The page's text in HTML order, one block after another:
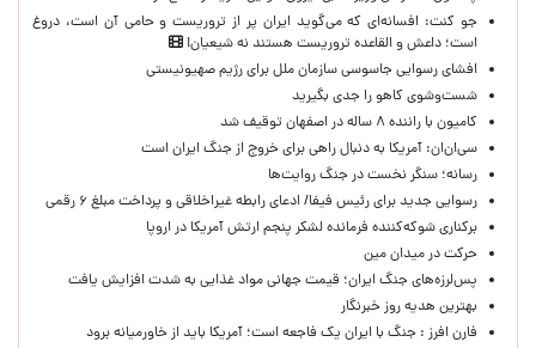
جو کنت: افسانه‌ای که می‌گوید ایران پر از تروریست و حامی آن است، دروغ
است؛ داعش و القاعده تروریست هستند نه شیعیان!
افشای رسوایی جاسوسی سازمان ملل برای رژیم صهیونیستی
شست‌وشوی کاهو را جدی بگیرید
کامیون با راننده ۸ ساله در اصفهان توقیف شد
سی‌ان‌ان: آمریکا به دنبال راهی برای خروج از جنگ ایران است
رسانه؛ سنگر نخست در جنگ روایت‌ها
رسوایی جدید برای رئیس فیفا/ ادعای رابطه غیراخلاقی و پرداخت مبلغ ۶ رقمی
برکناری شوکه‌کننده فرمانده لشکر پنجم ارتش آمریکا در اروپا
حركت در ميدان مين
پس‌لرزه‌های جنگ ایران؛ قیمت جهانی مواد غذایی به شدت افزایش یافت
بهترین هدیه روز خبرنگار
فارن افرز : جنگ با ایران یک فاجعه است؛ آمریکا باید از خاورمیانه برود